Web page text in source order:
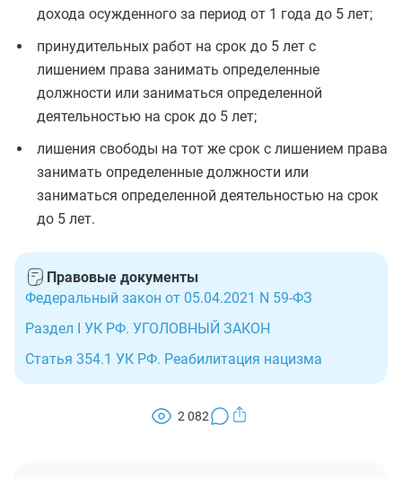
дохода осужденного за период от 1 года до 5 лет;
принудительных работ на срок до 5 лет с
лишением права занимать определенные
должности или заниматься определенной
деятельностью на срок до 5 лет;
лишения свободы на тот же срок с лишением права
занимать определенные должности или
заниматься определенной деятельностью на срок
до 5 лет.
Правовые документы
Федеральный закон от 05.04.2021 N 59-ФЗ
Раздел I УК РФ. УГОЛОВНЫЙ ЗАКОН
Статья 354.1 УК РФ. Реабилитация нацизма
2 082